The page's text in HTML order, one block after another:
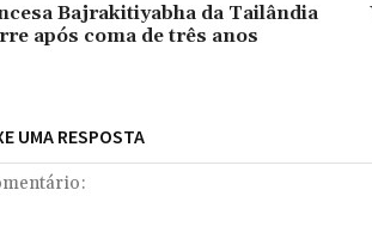
Bajrakitiyabha da Tailândia
após coma de três anos
UMA RESPOSTA